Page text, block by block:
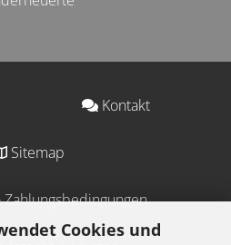
Cookies und
Kontakt
Sitemap